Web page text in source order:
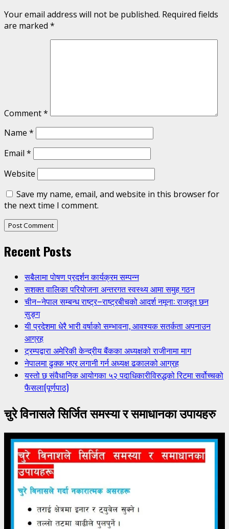
Your email address will not be published. Required fields
are marked *
Comment*
Name *
Email *
Website
Save my name, email, and website in this browser for
the next time I comment.
Recent Posts
सबैलामा पोषण प्रदर्शन कार्यक्रम सम्पन्न
सशक्त वालिका परियोजना अन्तरगत स्वस्थ्य आमा समुह गठन
चीन–नेपाल सम्बन्ध राष्ट्र–राष्ट्रबीचको आदर्श नमूना: राजदूत छन
सुङ्ग
यी प्रदेशमा धेरै भारी वर्षाको सम्भावना, आवश्यक सतर्कता अपनाउन
आग्रह
ट्रम्पद्वारा अमेरिकी केन्द्रीय बैंकका अध्यक्षको राजीनामा माग
नेपालमा ढुक्क भएर लगानी गर्न अध्यक्ष ढकालको आग्रह
यस्तो छ संवैधानिक आयोगका ५२ पदाधिकारीविरुद्धको रिटमा सर्वोच्चको
फैसला(पूर्णपाठ)
चुरे विनासले सिर्जित समस्या र समाधानका उपायहरु